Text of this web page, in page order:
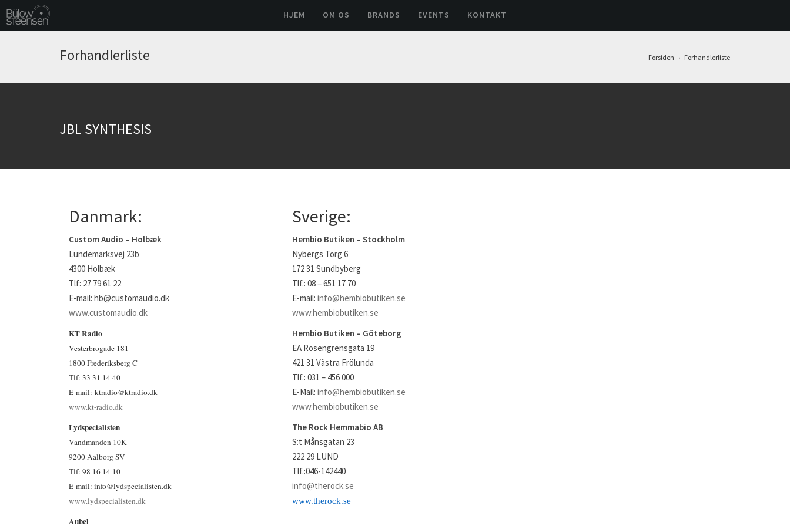
HJEM OM OS BRANDS EVENTS KONTAKT
Forhandlerliste Forsiden › Forhandlerliste
JBL SYNTHESIS
Danmark:
Custom Audio – Holbæk
Lundemarksvej 23b
4300 Holbæk
Tlf: 27 79 61 22
E-mail: hb@customaudio.dk
www.customaudio.dk
KT Radio
Vesterbrogade 181
1800 Frederiksberg C
Tlf: 33 31 14 40
E-mail: ktradio@ktradio.dk
www.kt-radio.dk
Lydspecialisten
Vandmanden 10K
9200 Aalborg SV
Tlf: 98 16 14 10
E-mail: info@lydspecialisten.dk
www.lydspecialisten.dk
Aubel
Sverige:
Hembio Butiken – Stockholm
Nybergs Torg 6
172 31 Sundbyberg
Tlf.: 08 – 651 17 70
E-mail: info@hembiobutiken.se
www.hembiobutiken.se
Hembio Butiken – Göteborg
EA Rosengrensgata 19
421 31 Västra Frölunda
Tlf.: 031 – 456 000
E-Mail: info@hembiobutiken.se
www.hembiobutiken.se
The Rock Hemmabio AB
S:t Månsgatan 23
222 29 LUND
Tlf.:046-142440
info@therock.se
www.therock.se